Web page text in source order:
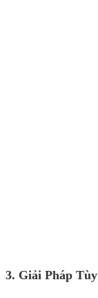
3. Giải Pháp